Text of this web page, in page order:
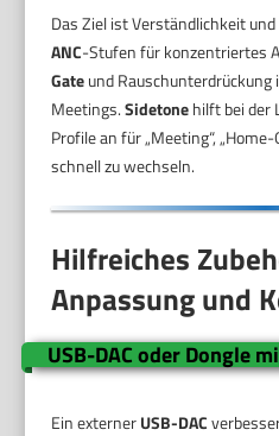
Das Ziel ist Verständlichkeit
ANC-Stufen für konzentriertes
Gateund
Meetings.Sidetonehilft bei der
Profile an für „Meeting“,
schnell zu wechseln.
Hilfreiches
Anpassung und
USB-DAC oder Dongle
Ein externerUSB-DAC